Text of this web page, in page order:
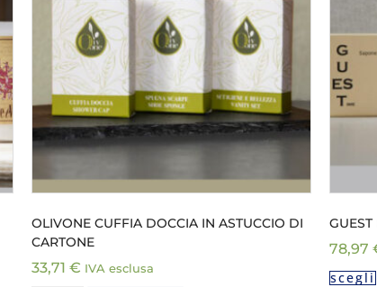
OLIVONE CUFFIA DOCCIA IN ASTUCCIO DI
CARTONE
33,71 € IVA esclusa
78,97
scegli